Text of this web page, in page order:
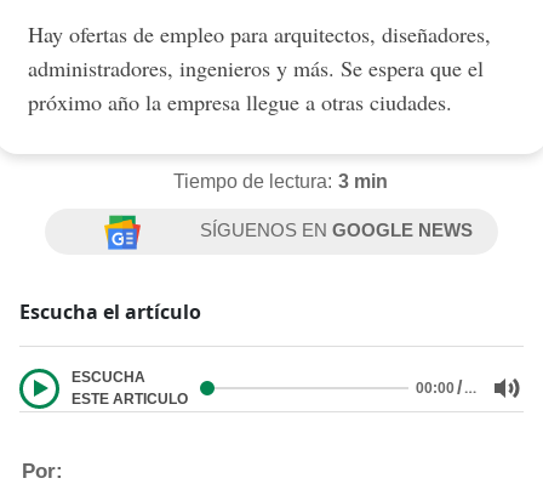
Hay ofertas de empleo para arquitectos, diseñadores,
administradores, ingenieros y más. Se espera que el
próximo año la empresa llegue a otras ciudades.
Tiempo de lectura: 3 min
SÍGUENOS ENGOOGLE NEWS
Escucha el artículo
ESCUCHA
ESTE ARTICULO
00:00/…
Por: